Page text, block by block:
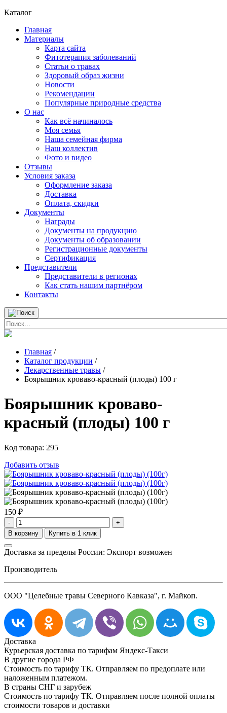
Каталог
Главная
Материалы
Карта сайта
Фитотерапия заболеваний
Статьи о травах
Здоровый образ жизни
Новости
Рекомендации
Популярные природные средства
О нас
Как всё начиналось
Моя семья
Наша семейная фирма
Наш коллектив
Фото и видео
Отзывы
Условия заказа
Оформление заказа
Доставка
Оплата, скидки
Документы
Награды
Документы на продукцию
Документы об образовании
Регистрационные документы
Сертификация
Представители
Представители в регионах
Как стать нашим партнёром
Контакты
Главная /
Каталог продукции /
Лекарственные травы /
Боярышник кроваво-красный (плоды) 100 г
Боярышник кроваво-
красный (плоды) 100 г
Код товара: 295
Добавить отзыв
150 ₽
- +
Доставка за пределы России: Экспорт возможен
Производитель
ООО "Целебные травы Северного Кавказа", г. Майкоп.
Доставка
Курьерская доставка по тарифам Яндекс-Такси
В другие города РФ
Стоимость по тарифу ТК. Отправляем по предоплате или
наложенным платежом.
В страны СНГ и зарубеж
Стоимость по тарифу ТК. Отправляем после полной оплаты
стоимости товаров и доставки